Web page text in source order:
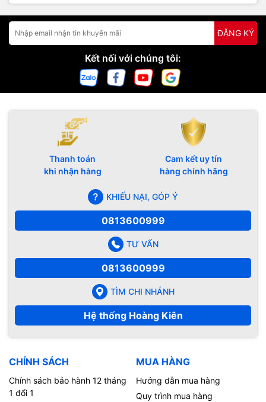
ĐĂNG KÝ
Kết nối với chúng tôi:
Thanh toán
khi nhận hàng
Cam kết uy tín
hàng chính hãng
KHIẾU NẠI, GÓP Ý
0813600999
TƯ VẤN
0813600999
TÌM CHI NHÁNH
Hệ thống Hoàng Kiên
CHÍNH SÁCH
Chính sách bảo hành 12 tháng
1 đổi 1
MUA HÀNG
Hướng dẫn mua hàng
Quy trình mua hàng